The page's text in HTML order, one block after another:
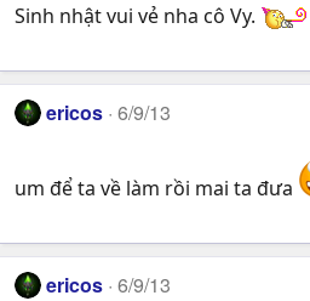
Sinh nhật vui vẻ nha cô Vy.
ericos 6/9/13
um để ta về làm rồi mai ta đưa
ericos 6/9/13